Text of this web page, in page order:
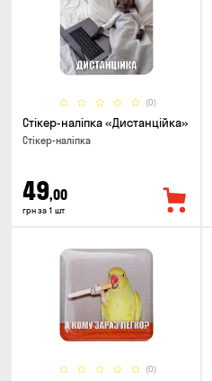
(0)
Стікер-наліпка «Дистанційка»
Стікер-наліпка
49,00
грн за 1 шт
(0)